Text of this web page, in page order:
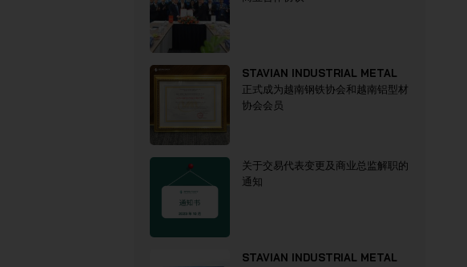
STAVIAN INDUSTRIAL METAL
正式成为越南钢铁协会和越南铝型材
协会会员
关于交易代表变更及商业总监解职的
通知
STAVIAN INDUSTRIAL METAL